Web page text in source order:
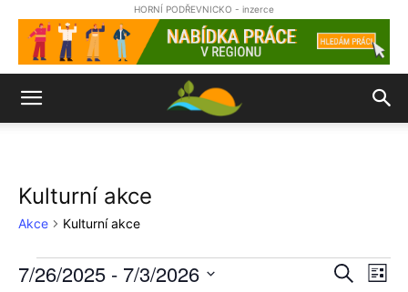
HORNÍ PODŘEVNICKO - inzerce
Kulturní akce
Akce Kulturní akce
Akce Hledat
7/26/2025 - 7/3/2026